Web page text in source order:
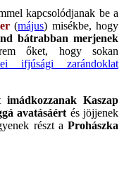
kapcsolódjanak be a
(május) misékbe, hogy
bátrabban merjenek
őket, hogy sokan
ifjúsági zarándoklat
imádkozzanak Kaszap
avatásáért és jöjjenek
részt a Prohászka